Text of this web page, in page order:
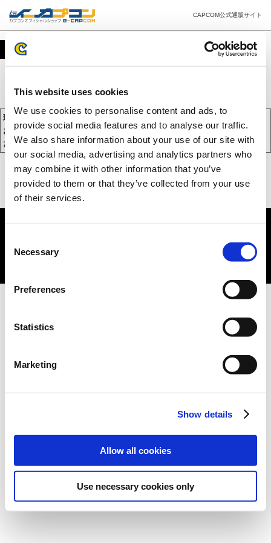
This website uses cookies
We use cookies to personalise content and ads, to
provide social media features and to analyse our traffic.
We also share information about your use of our site with
our social media, advertising and analytics partners who
may combine it with other information that you’ve
provided to them or that they’ve collected from your use
of their services.
Selection
Necessary
Preferences
Statistics
Marketing
Show details
Allow all cookies
Use necessary cookies only
CAPCOM公式通販サイト
カート
現在、カートには商品が入っておりません。
お買い物を続けるには下の 「お買い物を続ける」 をクリックしてく
ださい。